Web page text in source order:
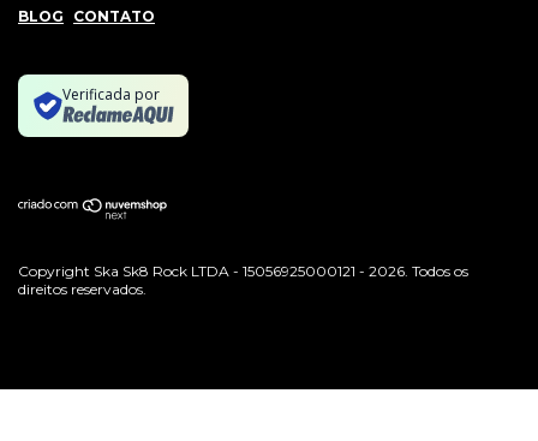
BLOG CONTATO
Verificada por
Copyright Ska Sk8 Rock LTDA - 15056925000121 - 2026. Todos os
direitos reservados.